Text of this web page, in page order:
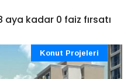
aya kadar 0 faiz fırsatı
Konut Projeleri